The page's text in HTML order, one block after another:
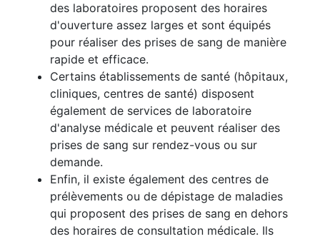
des laboratoires proposent des horaires
d'ouverture assez larges et sont équipés
pour réaliser des prises de sang de manière
rapide et efficace.
Certains établissements de santé (hôpitaux,
cliniques, centres de santé) disposent
également de services de laboratoire
d'analyse médicale et peuvent réaliser des
prises de sang sur rendez-vous ou sur
demande.
Enfin, il existe également des centres de
prélèvements ou de dépistage de maladies
qui proposent des prises de sang en dehors
des horaires de consultation médicale. Ils